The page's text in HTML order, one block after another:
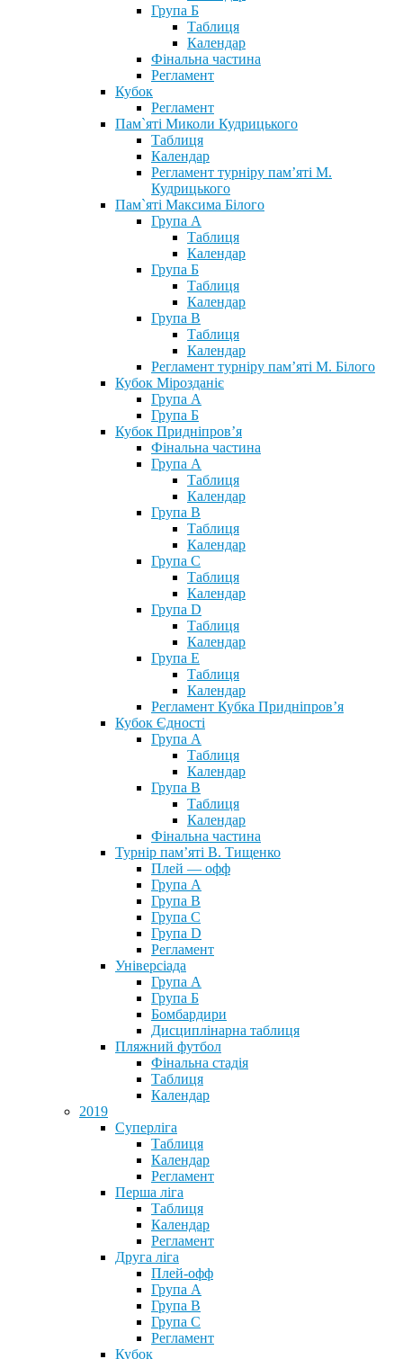
Група Б
Таблиця
Календар
Фінальна частина
Регламент
Кубок
Регламент
Пам`яті Миколи Кудрицького
Таблиця
Календар
Регламент турніру пам’яті М.
Кудрицького
Пам`яті Максима Білого
Група А
Таблиця
Календар
Група Б
Таблиця
Календар
Група В
Таблиця
Календар
Регламент турніру пам’яті М. Білого
Кубок Мірозданіє
Група А
Група Б
Кубок Придніпров’я
Фінальна частина
Група А
Таблиця
Календар
Група В
Таблиця
Календар
Група С
Таблиця
Календар
Група D
Таблиця
Календар
Група Е
Таблиця
Календар
Регламент Кубка Придніпров’я
Кубок Єдності
Група А
Таблиця
Календар
Група В
Таблиця
Календар
Фінальна частина
Турнір пам’яті В. Тищенко
Плей — офф
Група А
Група B
Група С
Група D
Регламент
Універсіада
Група А
Група Б
Бомбардири
Дисциплінарна таблиця
Пляжний футбол
Фінальна стадія
Таблиця
Календар
2019
Суперліга
Таблиця
Календар
Регламент
Перша ліга
Таблиця
Календар
Регламент
Друга ліга
Плей-офф
Група А
Група В
Група С
Регламент
Кубок